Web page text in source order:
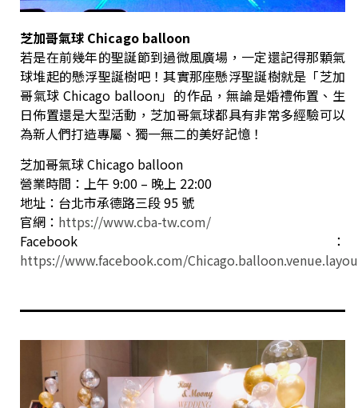
芝加哥氣球 Chicago balloon
若是在前幾年的聖誕節到過微風廣場，一定還記得那顆氣
球堆起的懸浮聖誕樹吧！其實那座懸浮聖誕樹就是「芝加
哥氣球 Chicago balloon」的作品，無論是婚禮佈置、生
日佈置還是大型活動，芝加哥氣球都具有非常多經驗可以
為新人們打造專屬、獨一無二的美好記憶！
芝加哥氣球 Chicago balloon
營業時間：上午 9:00 – 晚上 22:00
地址：台北市承德路三段 95 號
官網： https://www.cba-tw.com/
Facebook：
https://www.facebook.com/